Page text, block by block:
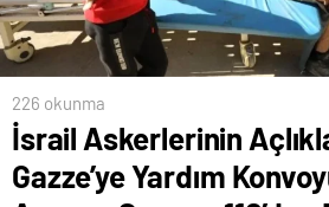
226 okunma
İsrail Askerlerinin
Gazze’ye Yardım